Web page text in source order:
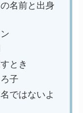
名前と出身
とき
子
ではないよ